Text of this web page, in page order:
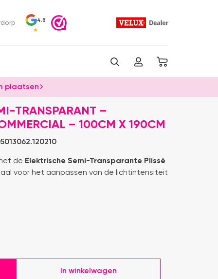
4.8
plaatsen
TRANSPARANT –
– 100CM X 190CM
de Elektrische Semi-Transparante Plissé
voor het aanpassen van de lichtintensiteit
In winkelwagen